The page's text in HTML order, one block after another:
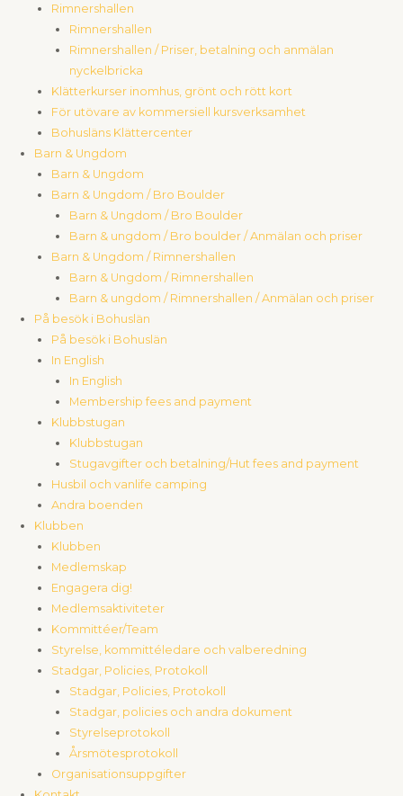
Rimnershallen
Rimnershallen
Rimnershallen / Priser, betalning och anmälan
nyckelbricka
Klätterkurser inomhus, grönt och rött kort
För utövare av kommersiell kursverksamhet
Bohusläns Klättercenter
Barn & Ungdom
Barn & Ungdom
Barn & Ungdom / Bro Boulder
Barn & Ungdom / Bro Boulder
Barn & ungdom / Bro boulder / Anmälan och priser
Barn & Ungdom / Rimnershallen
Barn & Ungdom / Rimnershallen
Barn & ungdom / Rimnershallen / Anmälan och priser
På besök i Bohuslän
På besök i Bohuslän
In English
In English
Membership fees and payment
Klubbstugan
Klubbstugan
Stugavgifter och betalning/Hut fees and payment
Husbil och vanlife camping
Andra boenden
Klubben
Klubben
Medlemskap
Engagera dig!
Medlemsaktiviteter
Kommittéer/Team
Styrelse, kommittéledare och valberedning
Stadgar, Policies, Protokoll
Stadgar, Policies, Protokoll
Stadgar, policies och andra dokument
Styrelseprotokoll
Årsmötesprotokoll
Organisationsuppgifter